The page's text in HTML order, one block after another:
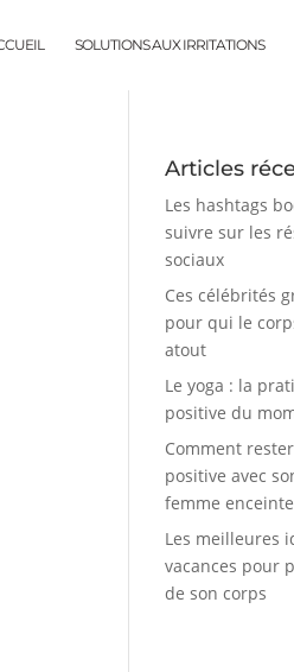
SOLUTIONS AUX IRRITATIONS
Articles
Les hashtags
suivre sur les
sociaux
Ces célébrités
pour qui le
atout
Le yoga : la
positive du
Comment
positive avec
femme
Les meilleures
vacances pour
de son corps